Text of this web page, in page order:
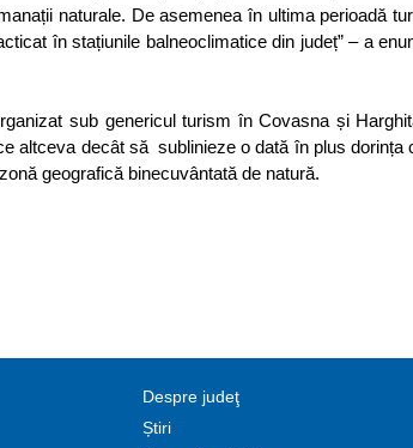
naturale. De asemenea în ultima perioadă
în stațiunile balneoclimatice din județ” – a
sub genericul turism în Covasna și
altceva decât să sublinieze o dată în plus dorința
geografică binecuvântată de natură.
Despre judeţ
Știri